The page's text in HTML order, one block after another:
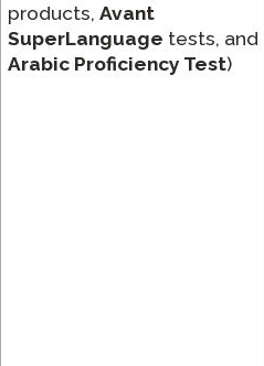
products, Avant
SuperLanguage tests, and
Arabic Proficiency Test)